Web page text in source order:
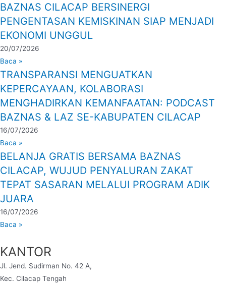
BAZNAS CILACAP BERSINERGI
PENGENTASAN KEMISKINAN SIAP MENJADI
EKONOMI UNGGUL
20/07/2026
Baca »
TRANSPARANSI MENGUATKAN
KEPERCAYAAN, KOLABORASI
MENGHADIRKAN KEMANFAATAN: PODCAST
BAZNAS & LAZ SE-KABUPATEN CILACAP
16/07/2026
Baca »
BELANJA GRATIS BERSAMA BAZNAS
CILACAP, WUJUD PENYALURAN ZAKAT
TEPAT SASARAN MELALUI PROGRAM ADIK
JUARA
16/07/2026
Baca »
KANTOR
Jl. Jend. Sudirman No. 42 A,
Kec. Cilacap Tengah